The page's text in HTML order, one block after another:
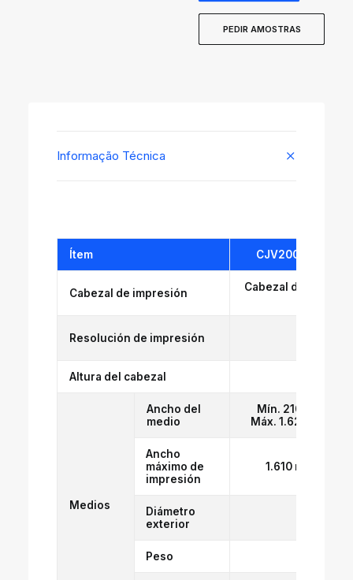
PEDIR AMOSTRAS
Informação Técnica
Ítem CJV200-160
Cabezal de impresión Cabezal de
Resolución de impresión
Altura del cabezal
Medios
Ancho del
medio
Mín. 210 mm
Máx. 1.620 mm
Ancho
máximo de
impresión
1.610 mm
Diámetro
exterior
Peso